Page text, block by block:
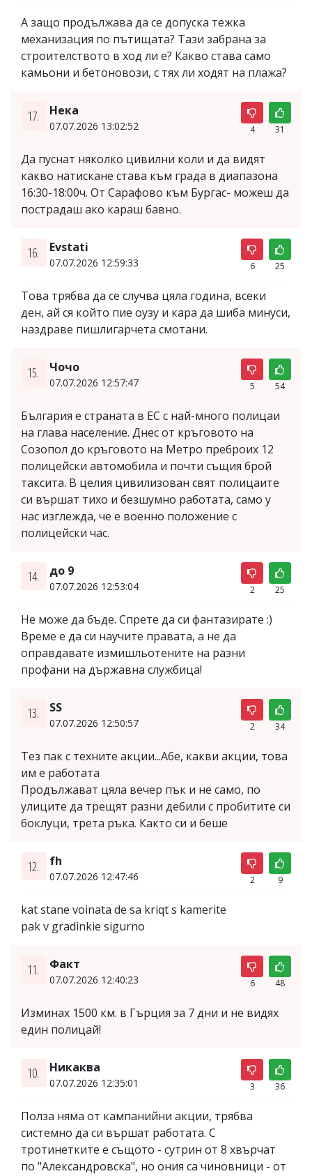
А защо продължава да се допуска тежка
механизация по пътищата? Тази забрана за
строителството в ход ли е? Какво става само
камьони и бетоновози, с тях ли ходят на плажа?
17. Нека
07.07.2026 13:02:52 4 31
Да пуснат няколко цивилни коли и да видят
какво натискане става към града в диапазона
16:30-18:00ч. От Сарафово към Бургас- можеш да
пострадаш ако караш бавно.
16. Evstati
07.07.2026 12:59:33 6 25
Това трябва да се случва цяла година, всеки
ден, ай ся който пие оузу и кара да шиба минуси,
наздраве пишлигарчета смотани.
15. Чочо
07.07.2026 12:57:47 5 54
България е страната в ЕС с най-много полицаи
на глава население. Днес от кръговото на
Созопол до кръговото на Метро преброих 12
полицейски автомобила и почти същия брой
таксита. В целия цивилизован свят полицаите
си вършат тихо и безшумно работата, само у
нас изглежда, че е военно положение с
полицейски час.
14. до 9
07.07.2026 12:53:04 2 25
Не може да бъде. Спрете да си фантазирате :)
Време е да си научите правата, а не да
оправдавате измишльотените на разни
профани на държавна службица!
13. SS
07.07.2026 12:50:57 2 34
Тез пак с техните акции...Абе, какви акции, това
им е работата
Продължават цяла вечер пък и не само, по
улиците да трещят разни дебили с пробитите си
боклуци, трета ръка. Както си и беше
12. fh
07.07.2026 12:47:46 2 9
kat stane voinata de sa kriqt s kamerite
pak v gradinkie sigurno
11. Факт
07.07.2026 12:40:23 6 48
Изминах 1500 км. в Гърция за 7 дни и не видях
един полицай!
10. Никаква
07.07.2026 12:35:01 3 36
Полза няма от кампанийни акции, трябва
системно да си вършат работата. С
тротинетките е същото - сутрин от 8 хвърчат
по "Александровска", но ония са чиновници - от